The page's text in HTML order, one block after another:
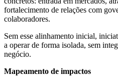
fortalecimento de relações com
colaboradores.
Sem esse alinhamento inicial,
a operar de forma isolada, sem
negócio.
Mapeamento de impactos